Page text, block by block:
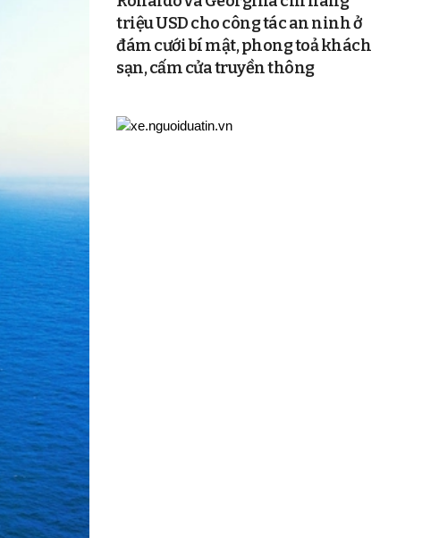
triệu USD cho công tác an ninh ở
đám cưới bí mật, phong toả khách
sạn, cấm cửa truyền thông